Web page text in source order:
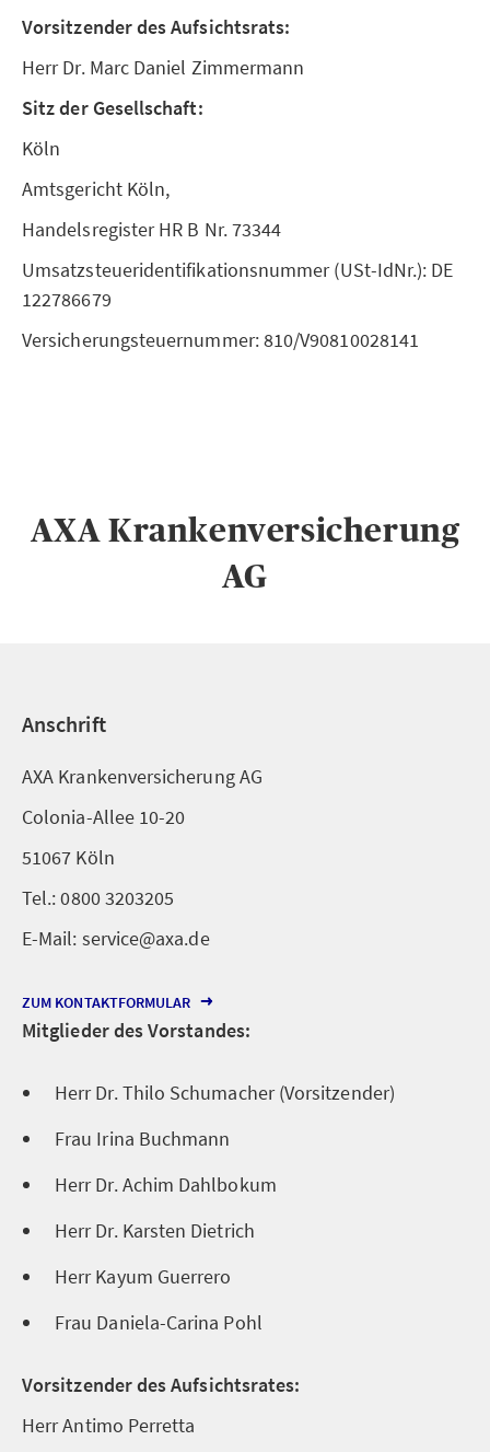
Vorsitzender des Aufsichtsrats:
Herr Dr. Marc Daniel Zimmermann
Sitz der Gesellschaft:
Köln
Amtsgericht Köln,
Handelsregister HR B Nr. 73344
Umsatzsteueridentifikationsnummer (USt-IdNr.): DE
122786679
Versicherungsteuernummer: 810/V90810028141
AXA Krankenversicherung
AG
Anschrift
AXA Krankenversicherung AG
Colonia-Allee 10-20
51067 Köln
Tel.: 0800 3203205
E-Mail: service@axa.de
ZUM KONTAKTFORMULAR
Mitglieder des Vorstandes:
Herr Dr. Thilo Schumacher (Vorsitzender)
Frau Irina Buchmann
Herr Dr. Achim Dahlbokum
Herr Dr. Karsten Dietrich
Herr Kayum Guerrero
Frau Daniela-Carina Pohl
Vorsitzender des Aufsichtsrates:
Herr Antimo Perretta